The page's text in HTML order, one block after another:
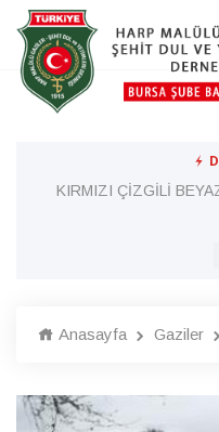
KIRMIZI ÇİZGİLİ
Anasayfa Gaziler